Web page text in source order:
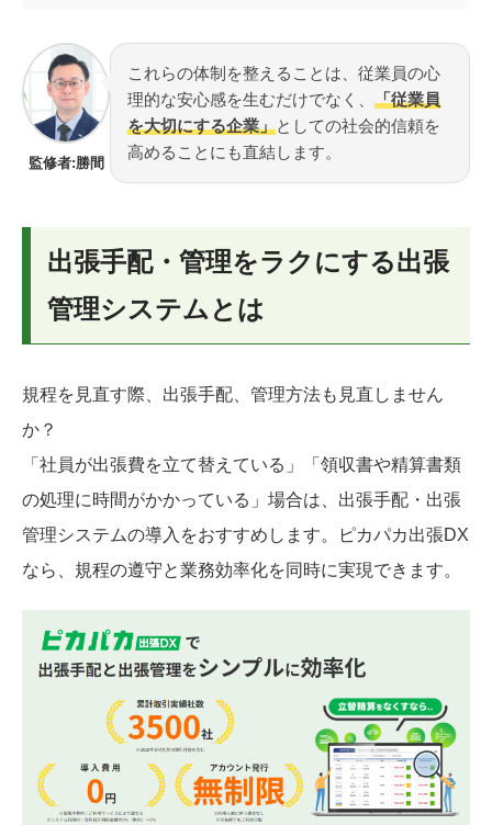
監修者:勝間
これらの体制を整えることは、従業員の心
理的な安心感を生むだけでなく、 「従業員
を大切にする企業」としての社会的信頼を
高めることにも直結します。
出張手配・管理をラクにする出張
管理システムとは
規程を見直す際、出張手配、管理方法も見直しません
か？
「社員が出張費を立て替えている」「領収書や精算書類
の処理に時間がかかっている」場合は、出張手配・出張
管理システムの導入をおすすめします。ピカパカ出張DX
なら、規程の遵守と業務効率化を同時に実現できます。